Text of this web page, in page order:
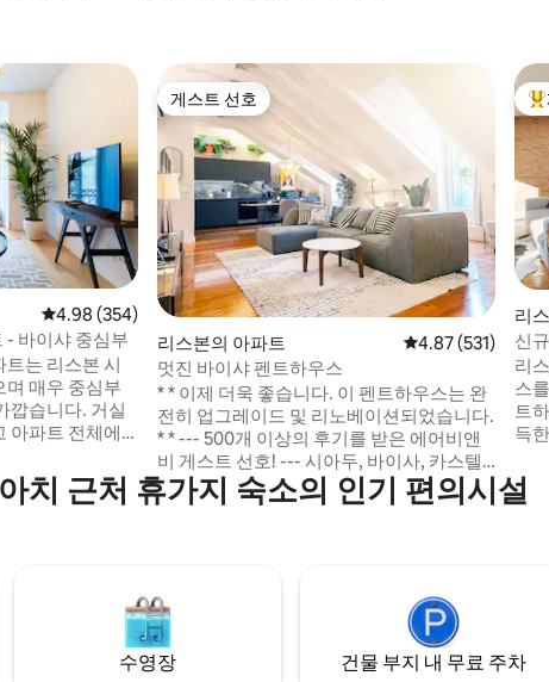
평점 4.98점(5점 만점), 후기 354개
4.98 (354)
- 바이샤 중심부
는 리스본 시
며 매우 중심부
깝습니다. 거실
아파트 전체에
니다. 최근에
바이샤의 전통
게스트 선호
게스트 선호
리스본의 아파트 평점 4.87점(5점
4.87 (531)
멋진 바이샤 펜트하우스
* * 이제 더욱 좋습니다. 이 펜트하우스는 완
전히 업그레이드 및 리노베이션되었습니다.
* * --- 500개 이상의 후기를 받은 에어비앤
비 게스트 선호! --- 시아두, 바이사, 카스텔
로가 내려다보이는 180도 테라스 전망을 자
랑하는 이 넓고 고급스러운 1BD는 테레이로
있는 세련된 디자인의 프리미엄 플랫!
리
신
우
리
스
트
득
인
컨
는
치 근처 휴가지 숙소의 인기 편의시설
수영장 건물 부지 내 무료 주차